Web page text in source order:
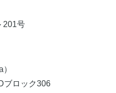
201号
ブロック306